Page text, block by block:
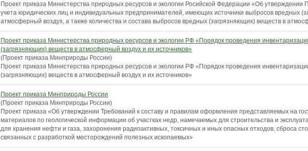
Проект приказа Министерства природных ресурсов и экологии Росийской Федерации «Об утверждении
учета юридических лиц и индивидуальных предпринимателей, имеющих источники выбросов вредных
атмосферный воздух, а также количества и состава выбросов вредных (загрязняющих) веществ в
Проект приказа Министерства природных ресурсов и экологии РФ «Порядок проведения
(загрязняющих) веществ в атмосферный воздух и их источников»
(Проект приказа Минприроды России)
Проект приказа Министерства природных ресурсов и экологии РФ «Порядок проведения
(загрязняющих) веществ в атмосферный воздух и их источников»
Проект приказа Минприроды России
(Проект приказа Минприроды России)
Проект приказа «Об утверждении Требований к составу и правилам оформления представляемых на
материалов по геологической информации об участках недр, намечаемых для строительства и
для хранения нефти и газа, захоронения радиоактивных, токсичных и иных опасных отходов, сброса
связанных с разработкой месторождений полезных ископаемых»